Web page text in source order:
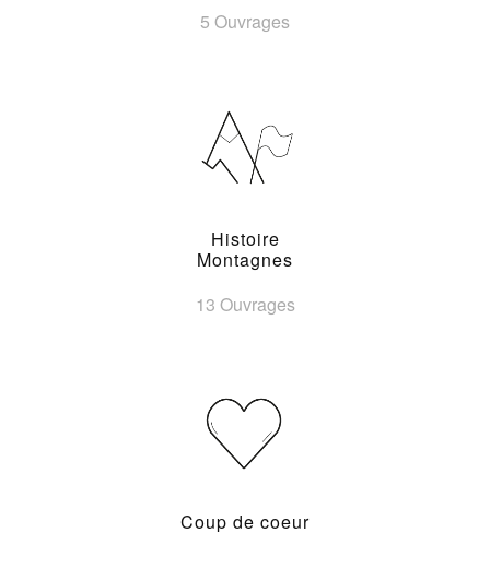
5 Ouvrages
Histoire
Montagnes
13 Ouvrages
Coup de coeur